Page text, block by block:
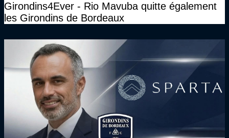
Girondins4Ever - Rio Mavuba quitte également
les Girondins de Bordeaux